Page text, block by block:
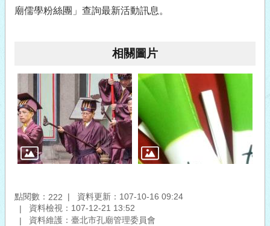
廟儒學粉絲團」查詢最新活動訊息。
相關圖片
點閱數： 222
資料更新：107-10-16 09:24
資料檢視：107-12-21 13:52
資料維護：臺北市孔廟管理委員會